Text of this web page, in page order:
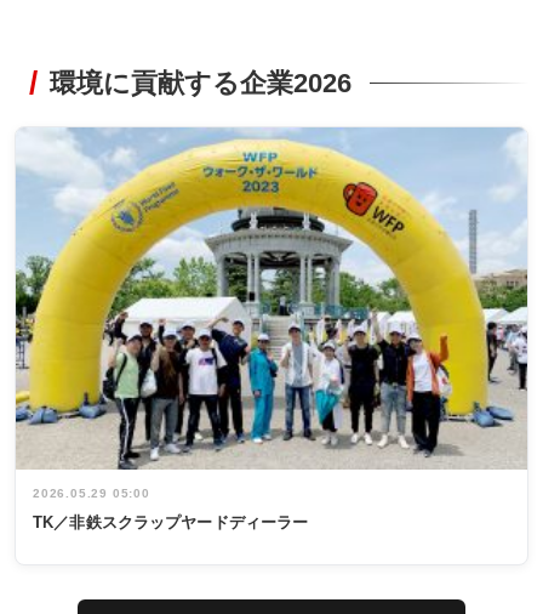
環境に貢献する企業2026
2026.05.29 05:00
TK／非鉄スクラップヤードディーラー